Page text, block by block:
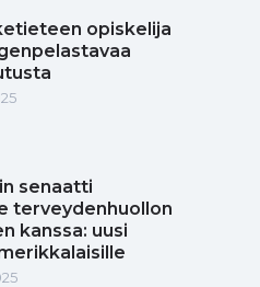
opiskelija
senaatti
terveydenhuollon
kanssa: uusi